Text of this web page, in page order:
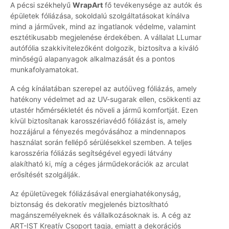
A pécsi székhelyű WrapArt fő tevékenysége az autók és
épületek fóliázása, sokoldalú szolgáltatásokat kínálva
mind a járművek, mind az ingatlanok védelme, valamint
esztétikusabb megjelenése érdekében. A vállalat LLumar
autófólia szakkivitelezőként dolgozik, biztosítva a kiváló
minőségű alapanyagok alkalmazását és a pontos
munkafolyamatokat.
A cég kínálatában szerepel az autóüveg fóliázás, amely
hatékony védelmet ad az UV-sugarak ellen, csökkenti az
utastér hőmérsékletét és növeli a jármű komfortját. Ezen
kívül biztosítanak karosszériavédő fóliázást is, amely
hozzájárul a fényezés megóvásához a mindennapos
használat során fellépő sérülésekkel szemben. A teljes
karosszéria fóliázás segítségével egyedi látvány
alakítható ki, míg a céges járműdekorációk az arculat
erősítését szolgálják.
Az épületüvegek fóliázásával energiahatékonyság,
biztonság és dekoratív megjelenés biztosítható
magánszemélyeknek és vállalkozásoknak is. A cég az
ART-IST Kreatív Csoport tagja, emiatt a dekorációs